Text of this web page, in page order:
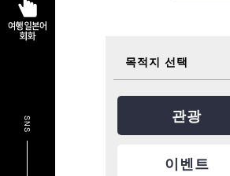
SNS
목적지 선택
관광
이벤트